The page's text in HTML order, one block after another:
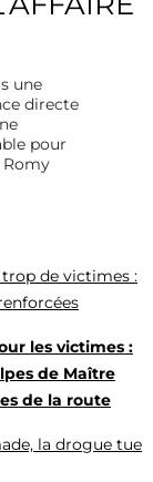
une
directe
pour
de victimes :
les victimes :
de Maître
de la route
la drogue tue